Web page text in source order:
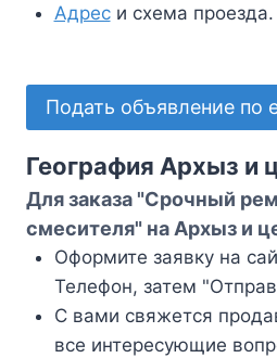
Адреси схема проезда.
Подать объявление по
География Архыз и
Для заказа "Срочный
смесителя" на Архыз и
Оформите заявку на
Телефон, затем
С вами свяжется
все интересующие